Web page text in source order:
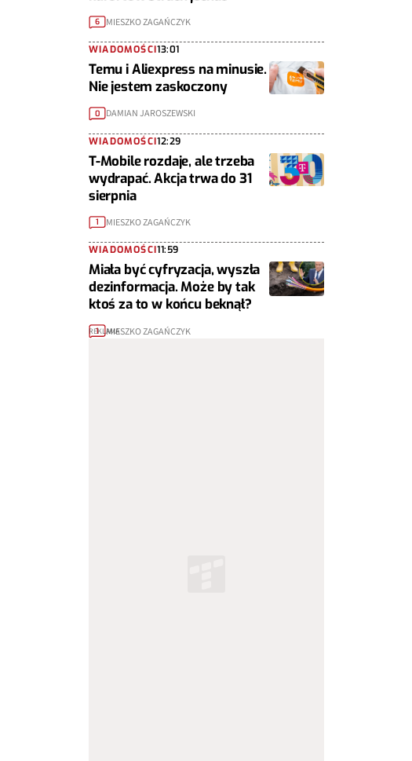
6 MIESZKO ZAGAŃCZYK
WIADOMOŚCI13:01
Temu i Aliexpress na minusie.
Nie jestem zaskoczony
0 DAMIAN JAROSZEWSKI
WIADOMOŚCI12:29
T-Mobile rozdaje, ale trzeba
wydrapać. Akcja trwa do 31
sierpnia
1 MIESZKO ZAGAŃCZYK
WIADOMOŚCI11:59
Miała być cyfryzacja, wyszła
dezinformacja. Może by tak
ktoś za to w końcu beknął?
1 MIESZKO ZAGAŃCZYK